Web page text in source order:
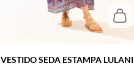
VESTIDO SEDA ESTAMPA LULANI